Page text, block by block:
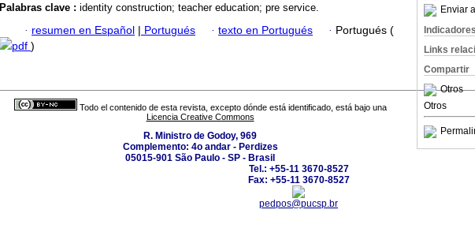
Enviar
Indicadores
Links
Compartir
Otros
Otros
Palabras clave : identity construction; teacher education; pre service.
· resumen en Español | Portugués · texto en Portugués · Portugués (
pdf )
Todo el contenido de esta revista, excepto dónde está identificado, está bajo una
Licencia Creative Commons
R. Ministro de Godoy, 969
Complemento: 4o andar - Perdizes
05015-901 São Paulo - SP - Brasil
Tel.: +55-11 3670-8527
Fax: +55-11 3670-8527
pedpos@pucsp.br